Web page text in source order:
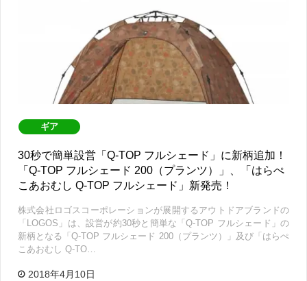
ギア
30秒で簡単設営「Q-TOP フルシェード」に新柄追加！
「Q-TOP フルシェード 200（プランツ）」、「はらぺ
こあおむし Q-TOP フルシェード」新発売！
株式会社ロゴスコーポレーションが展開するアウトドアブランドの
「LOGOS」は、設営が約30秒と簡単な「Q-TOP フルシェード」の
新柄となる「Q-TOP フルシェード 200（プランツ）」及び「はらぺ
こあおむし Q-TO…
2018年4月10日